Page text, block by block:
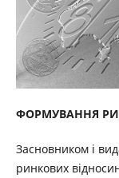
ФОРМУВАННЯ
Засновником і
ринкових